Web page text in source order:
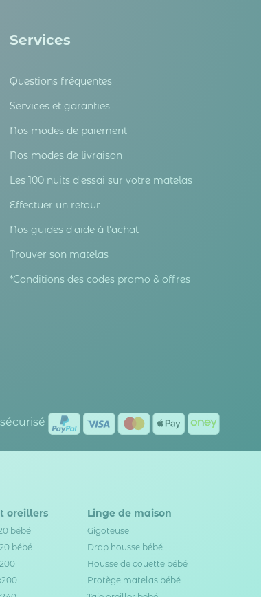
Services
Questions fréquentes
Services et garanties
Nos modes de paiement
Nos modes de livraison
Les 100 nuits d'essai sur votre matelas
Effectuer un retour
Nos guides d'aide à l'achat
Trouver son matelas
*Conditions des codes promo & offres
oreillers
bébé
bébé
Linge de maison
Gigoteuse
Drap housse bébé
Housse de couette bébé
Protège matelas bébé